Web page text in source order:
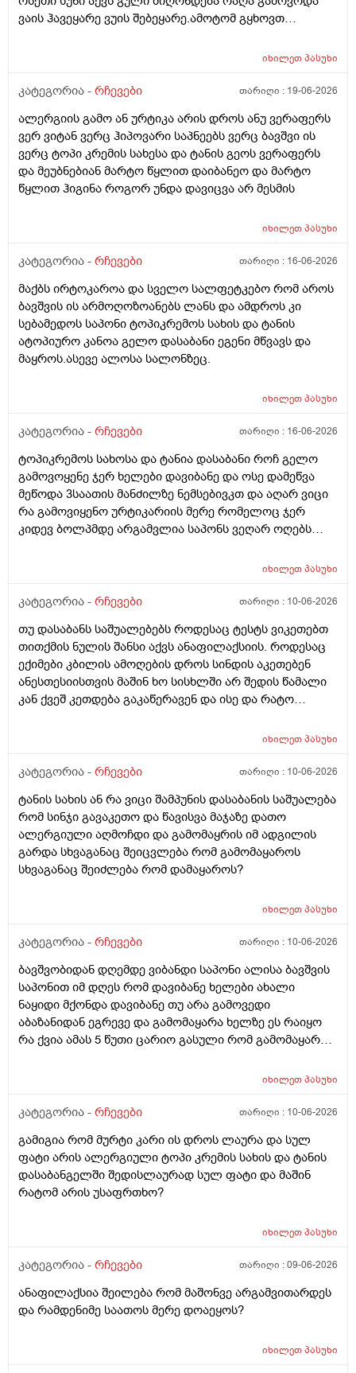
ბაბე იფრო ნახია და თუ ბაბე მახლევს ქავილს ბიბჩენი
იგრო მომცემს?სავატაუდოთ სიმშრალისგან მექავება
ბინჩენი უკეთესია რონელი?სხვადასხვა აქვს ბუბჩენს
ვაის ჰავეყარე ვუის შებეყარე.ამოტომ გყხოვთ
დამატენიანებელ შამპუნს თაფლით რომ აროს იმას და
ბუბჩენის შამპუნი რომ ვიყიდო იმად?
იხილეთპასუხი
კატეგორია - რჩევები თარიღი : 19-06-2026
ალერგიის გამო ან ურტიკა არის დროს ანუ ვერაფერს
ვერ ვიტან ვერც ჰიპოვარი საპნეებს ვერც ბავშვი ის
ვერც ტოპი კრემის სახესა და ტანის გეოს ვერაფერს
და მეუბნებიან მარტო წყლით დაიბანეო და მარტო
წყლით ჰიგინა როგორ უნდა დავიცვა არ მესმის
იხილეთპასუხი
კატეგორია - რჩევები თარიღი : 16-06-2026
მაქბს ირტოკაროა და სველო სალფეტკებო რომ აროს
ბავშვის ის არმოღოზოანებს ლანს და ამდროს კი
სებამედოს საპონი ტოპიკრემოს სახის და ტანის
ატოპიურო კანოა გელო დასაბანი ეგენი მწვავს და
მაყროს.ასევე ალოსა სალონზეც.
იხილეთპასუხი
კატეგორია - რჩევები თარიღი : 16-06-2026
ტოპიკრემოს სახოსა და ტანია დასაბანი როჩ გელო
გამოვოყენე ჯერ ხელები დავიბანე და ოსე დამეწვა
მეწოდა 3საათის მანძილზე ნემსებივკთ და აღარ ვიცი
რა გამოვიყენო ურტიკარიის მერე რომელოც ჯერ
კიდევ ბოლპმდე არგამვლია საპონს ვეღარ ოღებს
წავიდა არვოცი რავიყიდო როთ დავიბანო.დავიღალე
მაყროს და მექავება..მ ყან საშინლად გამოშრა ხელები
არსად და ვერც წავალ
იხილეთპასუხი
კატეგორია - რჩევები თარიღი : 10-06-2026
თუ დასაბანს საშუალებებს როდესაც ტესტს ვიკეთებთ
თითქმის ნულის შანსი აქვს ანაფილაქსიის. როდესაც
ექიმები კბილის ამოღების დროს სინდის აკეთებენ
ანესთესიისთვის მაშინ ხო სისხლში არ შედის წამალი
კან ქვეშ კეთდება გაკაწერავენ და ისე და რატო
ახარო რატომ იკითხებიან თუ ანა ფილოქსიოზე არ
გამონაყარი გაჩნდე რატო არიან მზად ყოფნაში გუშინ
რატო არ აკეთებენ ამ სინდს ყველგან და რატომ
მაინცდამაინც სპეციალურ კლინიკებში რატომ ეს
შენიათ
იხილეთპასუხი
კატეგორია - რჩევები თარიღი : 10-06-2026
ტანის სახის ან რა ვიცი შამპუნის დასაბანის საშუალება
რომ სინჯი გავაკეთო და წავისვა მაჯაზე დათო
ალერგიული აღმოჩდი და გამომაყრის იმ ადგილის
გარდა სხვაგანაც შეიცვლება რომ გამომაყაროს
სხვაგანაც შეიძლება რომ დამაყაროს?
იხილეთპასუხი
კატეგორია - რჩევები თარიღი : 10-06-2026
ბავშვობიდან დღემდე ვიბანდი საპონი ალისა ბავშვის
საპონით იმ დღეს რომ დავიბანე ხელები ახალი
ნაყიდი მქონდა დავიბანე თუ არა გამოვედი
აბაზანიდან ეგრევე და გამომაყარა ხელზე ეს რაიყო
რა ქვია ამას 5 წუთი ცარიო გასული რომ გამომაყარა
იხილეთპასუხი
კატეგორია - რჩევები თარიღი : 10-06-2026
გამიგია რომ მურტი კარი ის დროს ლაურა და სულ
ფატი არის ალერგიული ტოპი კრემის სახის და ტანის
დასაბანგელში შედისლაურად სულ ფატი და მაშინ
რატომ არის უსაფრთხო?
იხილეთპასუხი
კატეგორია - რჩევები თარიღი :09-06-2026
ანაფილაქსია შეილება რომ მაშონვე არგამვითარდეს
და რამდენიმე საათოს მერე დოაეყოს?
იხილეთპასუხი